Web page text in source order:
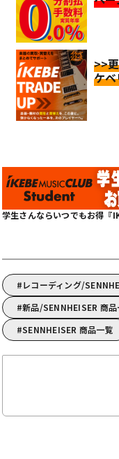
>>
ケ
学生さんならいつでもお得『
レコーディング/
新品/SENNHEISER 商品
SENNHEISER 商品一覧